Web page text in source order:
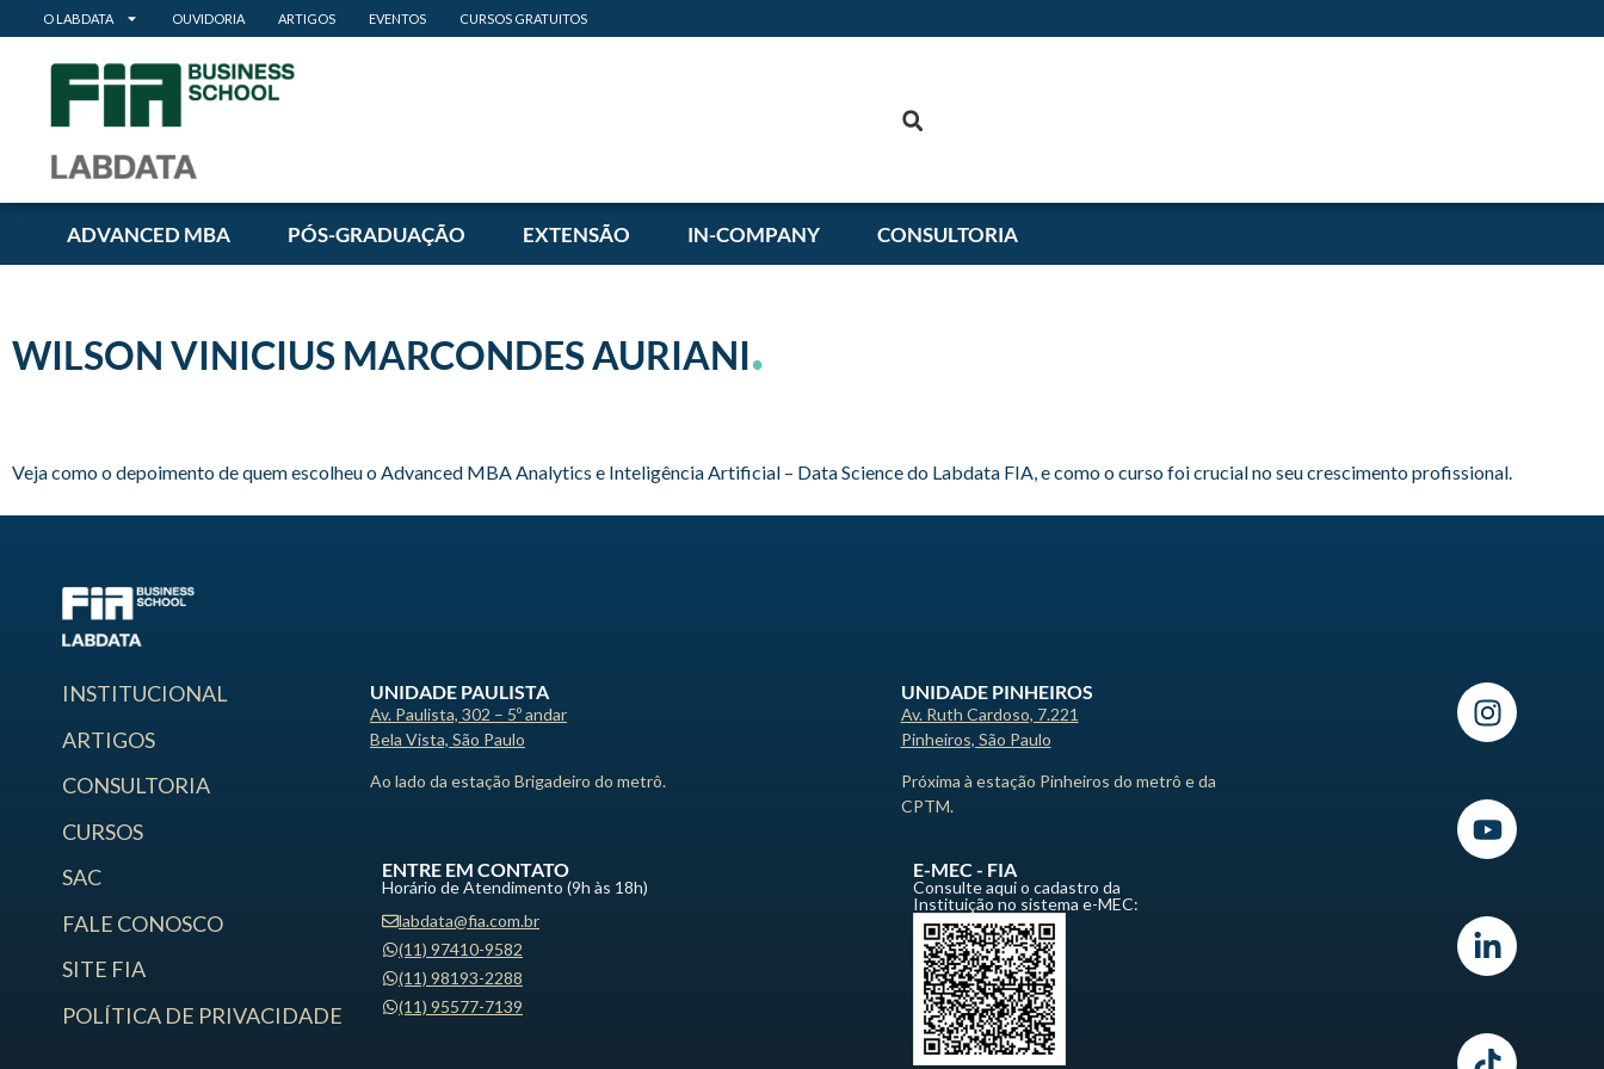
O LABDATA OUVIDORIA ARTIGOS EVENTOS CURSOS GRATUITOS
ADVANCED MBA PÓS-GRADUAÇÃO EXTENSÃO IN-COMPANY CONSULTORIA
WILSON VINICIUS MARCONDES AURIANI.
Veja como o depoimento de quem escolheu o Advanced MBA Analytics e Inteligência Artificial – Data Science do Labdata FIA, e como o curso foi crucial no seu crescimento profissional.
INSTITUCIONAL
ARTIGOS
CONSULTORIA
CURSOS
SAC
FALE CONOSCO
SITE FIA
POLÍTICA DE PRIVACIDADE
UNIDADE PAULISTA
Av. Paulista, 302 – 5º andar
Bela Vista, São Paulo
Ao lado da estação Brigadeiro do metrô.
UNIDADE PINHEIROS
Av. Ruth Cardoso, 7.221
Pinheiros, São Paulo
Próxima à estação Pinheiros do metrô e da
CPTM.
ENTRE EM CONTATO
Horário de Atendimento (9h às 18h)
labdata@fia.com.br
(11) 97410-9582
(11) 98193-2288
(11) 95577-7139
E-MEC - FIA
Consulte aqui o cadastro da
Instituição no sistema e-MEC: